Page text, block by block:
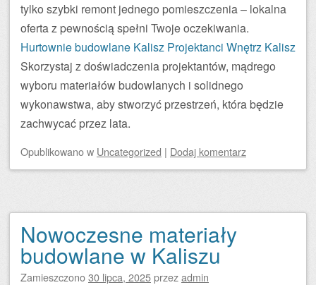
tylko szybki remont jednego pomieszczenia – lokalna
oferta z pewnością spełni Twoje oczekiwania.
Hurtownie budowlane Kalisz Projektanci Wnętrz Kalisz
Skorzystaj z doświadczenia projektantów, mądrego
wyboru materiałów budowlanych i solidnego
wykonawstwa, aby stworzyć przestrzeń, która będzie
zachwycać przez lata.
Opublikowanow Uncategorized | Dodaj komentarz
Nowoczesne materiały
budowlane w Kaliszu
Zamieszczono30 lipca, 2025przezadmin